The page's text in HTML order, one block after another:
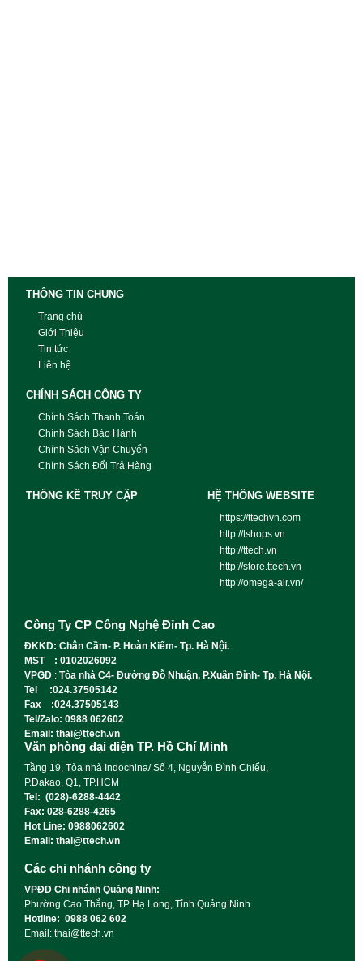
THÔNG TIN CHUNG
Trang chủ
Giới Thiệu
Tin tức
Liên hệ
CHÍNH SÁCH CÔNG TY
Chính Sách Thanh Toán
Chính Sách Bảo Hành
Chính Sách Vận Chuyển
Chính Sách Đổi Trả Hàng
THỐNG KÊ TRUY CẬP HỆ THỐNG WEBSITE
https://ttechvn.com
http://tshops.vn
http://ttech.vn
http://store.ttech.vn
http://omega-air.vn/
Công Ty CP Công Nghệ Đỉnh Cao
ĐKKD: Chân Cầm- P. Hoàn Kiếm- Tp. Hà Nội.
MST : 0102026092
VPGD : Tòa nhà C4- Đường Đỗ Nhuận, P.Xuân Đỉnh- Tp. Hà Nội.
Tel :024.37505142
Fax :024.37505143
Tel/Zalo: 0988 062602
Email: thai@ttech.vn
Văn phòng đại diện TP. Hồ Chí Minh
Tầng 19, Tòa nhà Indochina/ Số 4, Nguyễn Đình Chiểu,
P.Đakao, Q1, TP.HCM
Tel: (028)-6288-4442
Fax: 028-6288-4265
Hot Line: 0988062602
Email: thai@ttech.vn
Các chi nhánh công ty
VPĐD Chi nhánh Quảng Ninh:
Phường Cao Thắng, TP Hạ Long, Tỉnh Quảng Ninh.
Hotline: 0988 062 602
Email: thai@ttech.vn